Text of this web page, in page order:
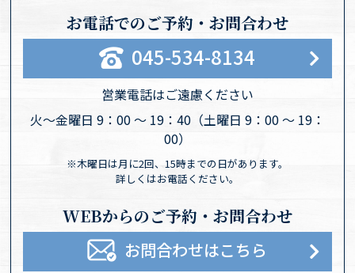
お電話でのご予約・お問合わせ
045-534-8134
営業電話はご遠慮ください
火〜金曜日 9：00 〜 19：40（土曜日 9：00 〜 19：
00）
※木曜日は月に2回、15時までの日があります。
詳しくはお電話ください。
WEBからのご予約・お問合わせ
お問合わせはこちら